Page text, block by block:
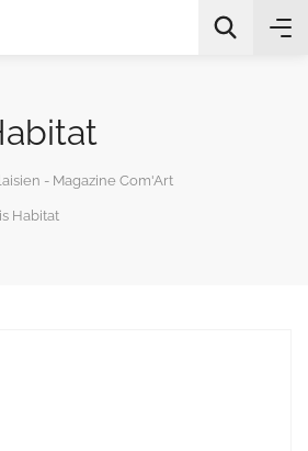
- Magazine Com'Art
Habitat